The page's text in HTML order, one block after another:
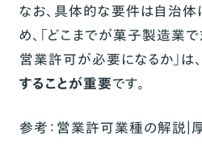
なお、具体的な要件は自治体
め、「どこまでが菓子製造業
営業許可が必要になるか」は、
することが重要です。
参考： 営業許可業種の解説｜